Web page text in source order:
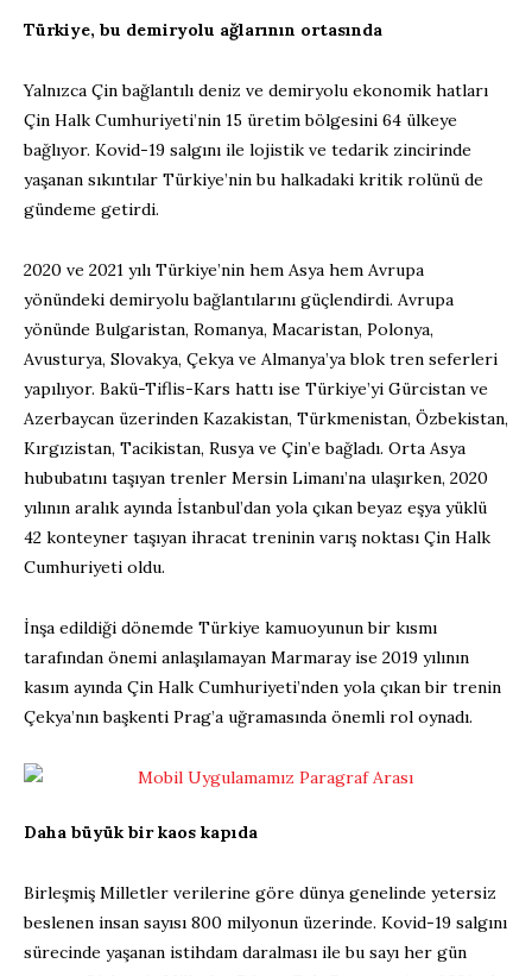
Türkiye, bu demiryolu ağlarının ortasında
Yalnızca Çin bağlantılı deniz ve demiryolu ekonomik hatları
Çin Halk Cumhuriyeti’nin 15 üretim bölgesini 64 ülkeye
bağlıyor. Kovid-19 salgını ile lojistik ve tedarik zincirinde
yaşanan sıkıntılar Türkiye’nin bu halkadaki kritik rolünü de
gündeme getirdi.
2020 ve 2021 yılı Türkiye’nin hem Asya hem Avrupa
yönündeki demiryolu bağlantılarını güçlendirdi. Avrupa
yönünde Bulgaristan, Romanya, Macaristan, Polonya,
Avusturya, Slovakya, Çekya ve Almanya’ya blok tren seferleri
yapılıyor. Bakü-Tiflis-Kars hattı ise Türkiye’yi Gürcistan ve
Azerbaycan üzerinden Kazakistan, Türkmenistan, Özbekistan,
Kırgızistan, Tacikistan, Rusya ve Çin’e bağladı. Orta Asya
hububatını taşıyan trenler Mersin Limanı’na ulaşırken, 2020
yılının aralık ayında İstanbul’dan yola çıkan beyaz eşya yüklü
42 konteyner taşıyan ihracat treninin varış noktası Çin Halk
Cumhuriyeti oldu.
İnşa edildiği dönemde Türkiye kamuoyunun bir kısmı
tarafından önemi anlaşılamayan Marmaray ise 2019 yılının
kasım ayında Çin Halk Cumhuriyeti’nden yola çıkan bir trenin
Çekya’nın başkenti Prag’a uğramasında önemli rol oynadı.
Daha büyük bir kaos kapıda
Birleşmiş Milletler verilerine göre dünya genelinde yetersiz
beslenen insan sayısı 800 milyonun üzerinde. Kovid-19 salgını
sürecinde yaşanan istihdam daralması ile bu sayı her gün